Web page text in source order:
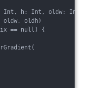
h: Int, oldw: Int,
oldw, oldh)
== null) {